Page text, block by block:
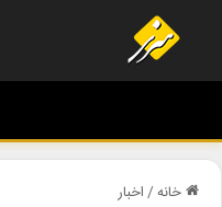
خانه/اخبار